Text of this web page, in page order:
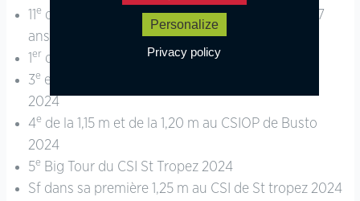
11 e des championnats de France des poneys de 7
ans 2023
1 er de la 1,20 m du CSIOP de Busto 2024
3e et 5
2024
4e de la 1,15 m et de la 1,20 m au CSIOP de Busto
2024
5e Big Tour du CSI St Tropez 2024
Sf dans sa première 1,25 m au CSI de St tropez 2024
Personalize
Privacy policy